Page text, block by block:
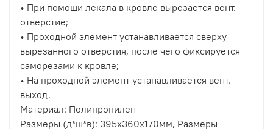
• При помощи лекала в кровле вырезается вент.
отверстие;
• Проходной элемент устанавливается сверху
вырезанного отверстия, после чего фиксируется
саморезами к кровле;
• На проходной элемент устанавливается вент.
выход.
Материал: Полипропилен
Размеры (д*ш*в): 395х360х170мм, Размеры